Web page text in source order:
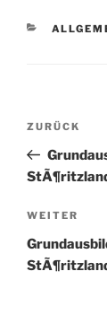
Vorheriger
Beitrag
ZURÜCK
Nächster
Beitrag
WEITER